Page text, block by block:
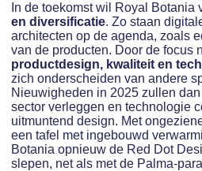
In de toekomst wil Royal Botania
en diversificatie. Zo staan
architecten op de agenda, zoals
van de producten. Door de focus
productdesign, kwaliteit en
zich onderscheiden van andere
Nieuwigheden in 2025 zullen
sector verleggen en technologie
uitmuntend design. Met
een tafel met ingebouwd
Botania opnieuw de Red Dot
slepen, net als met de Palma-